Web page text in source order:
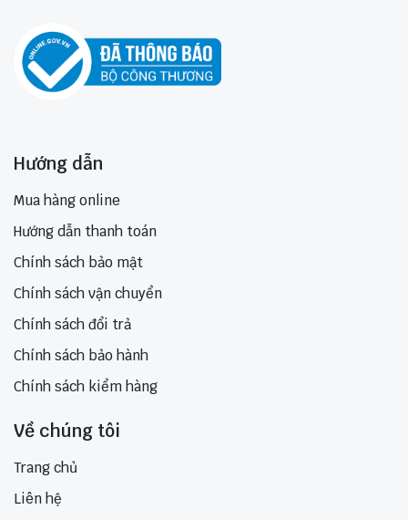
Hướng dẫn
Mua hàng online
Hướng dẫn thanh toán
Chính sách bảo mật
Chính sách vận chuyển
Chính sách đổi trả
Chính sách bảo hành
Chính sách kiểm hàng
Về chúng tôi
Trang chủ
Liên hệ